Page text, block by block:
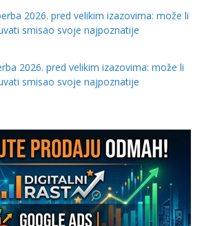
2026. pred velikim izazovima: može li
smisao svoje najpoznatije
2026. pred velikim izazovima: može li
smisao svoje najpoznatije